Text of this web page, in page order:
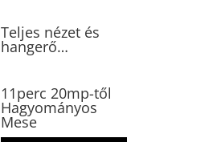
Teljes nézet és
hangerő…
11perc 20mp-től
Hagyományos
Mese